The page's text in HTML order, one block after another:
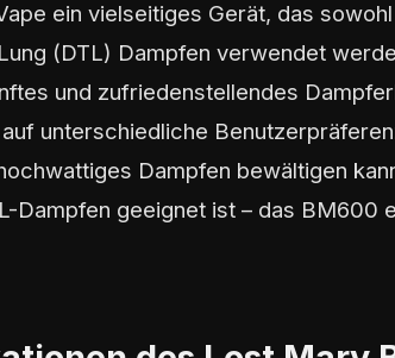
ein vielseitiges Gerät, das
(DTL) Dampfen verwendet
und zufriedenstellendes
unterschiedliche
Dampfen bewältigen
Dampfen geeignet ist – das BM600